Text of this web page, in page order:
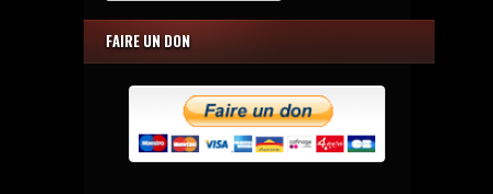
FAIRE UN DON